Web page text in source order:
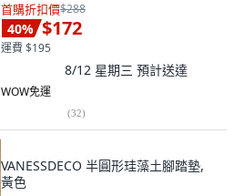
首購折扣價$288
40% $172
運費 $195
8/12 星期三 預計送達
WOW免運
(32)
VANESSDECO 半圓形珪藻土腳踏墊,
黃色